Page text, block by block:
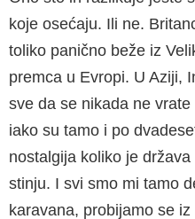
koje osećaju. Ili ne.
toliko panično beže iz
premca u Evropi. U Aziji,
sve da se nika­da ne
iako su tamo i po
nostal­gija koliko je
stinju. I svi smo mi tamo
karavana, probijamo se